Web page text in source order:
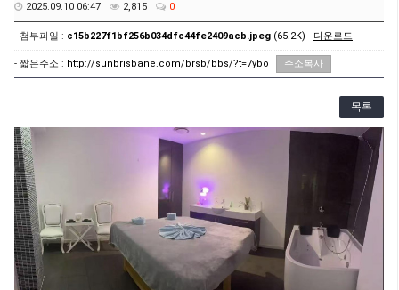
2025.09.10 06:47 2,815 0
- 첨부파일 : c15b227f1bf256b034dfc44fe2409acb.jpeg (65.2K) - 다운로드
- 짧은주소 : http://sunbrisbane.com/brsb/bbs/?t=7ybo 주소복사
목록